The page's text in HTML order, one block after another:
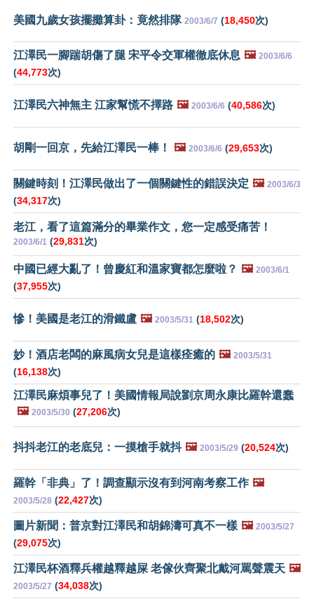
美國九歲女孩擺攤算卦：竟然排隊 2003/6/7 (18,450次)
江澤民一腳踹胡傷了腿 宋平令交軍權徹底休息 🖼️ 2003/6/6
(44,773次)
江澤民六神無主 江家幫慌不擇路 🖼️ 2003/6/6 (40,586次)
胡剛一回京，先給江澤民一棒！ 🖼️ 2003/6/6 (29,653次)
關鍵時刻！江澤民做出了一個關鍵性的錯誤決定 🖼️ 2003/6/3
(34,317次)
老江，看了這篇滿分的畢業作文，您一定感受痛苦！
2003/6/1 (29,831次)
中國已經大亂了！曾慶紅和溫家寶都怎麼啦？ 🖼️ 2003/6/1
(37,955次)
慘！美國是老江的滑鐵盧 🖼️ 2003/5/31 (18,502次)
妙！酒店老闆的麻風病女兒是這樣痊癒的 🖼️ 2003/5/31
(16,138次)
江澤民麻煩事兒了！美國情報局說劉京周永康比羅幹還蠢
🖼️ 2003/5/30 (27,206次)
抖抖老江的老底兒：一摸槍手就抖 🖼️ 2003/5/29 (20,524次)
羅幹「非典」了！調查顯示沒有到河南考察工作 🖼️
2003/5/28 (22,427次)
圖片新聞：普京對江澤民和胡錦濤可真不一樣 🖼️ 2003/5/27
(29,075次)
江澤民杯酒釋兵權越釋越屎 老傢伙齊聚北戴河罵聲震天 🖼️
2003/5/27 (34,038次)